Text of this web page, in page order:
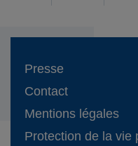
Presse
Contact
Mentions légales
Protection de la vie